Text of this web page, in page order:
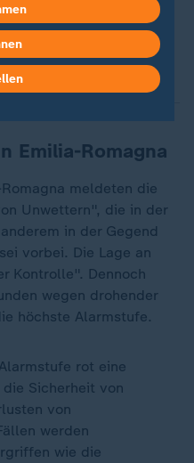
Wasser wegen Starkregen
Emilia-Romagna
meldeten die
Unwettern", die in der
in der Gegend
vorbei. Die Lage an
Kontrolle". Dennoch
wegen drohender
höchste Alarmstufe.
rot eine
Sicherheit von
von
werden
wie die